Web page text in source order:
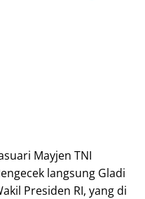
Mayjen TNI
langsung Gladi
Presiden RI, yang di